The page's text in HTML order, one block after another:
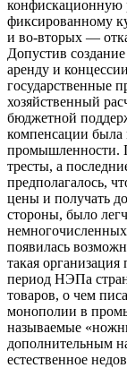
конфискационную
фиксированному
и во-вторых —
Допустив
аренду и
государственные
хозяйственный
бюджетной
компенсации была
промышленности.
тресты, а
предполагалось,
цены и получать
стороны, было
появилась
такая
период НЭПа
товаров, о чем
монополии в
называемые
дополнительным
естественное